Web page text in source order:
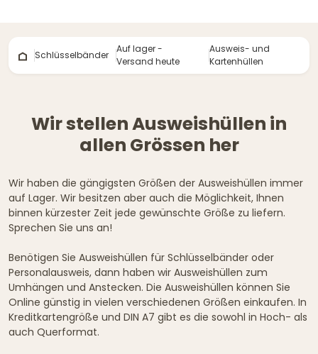
Schlüsselbänder
Auf lager -
Versand heute
Ausweis- und
Kartenhüllen
Wir stellen Ausweishüllen in
allen Grössen her
Wir haben die gängigsten Größen der Ausweishüllen immer
auf Lager. Wir besitzen aber auch die Möglichkeit, Ihnen
binnen kürzester Zeit jede gewünschte Größe zu liefern.
Sprechen Sie uns an!
Benötigen Sie Ausweishüllen für Schlüsselbänder oder
Personalausweis, dann haben wir Ausweishüllen zum
Umhängen und Anstecken. Die Ausweishüllen können Sie
Online günstig in vielen verschiedenen Größen einkaufen. In
Kreditkartengröße und DIN A7 gibt es die sowohl in Hoch- als
auch Querformat.